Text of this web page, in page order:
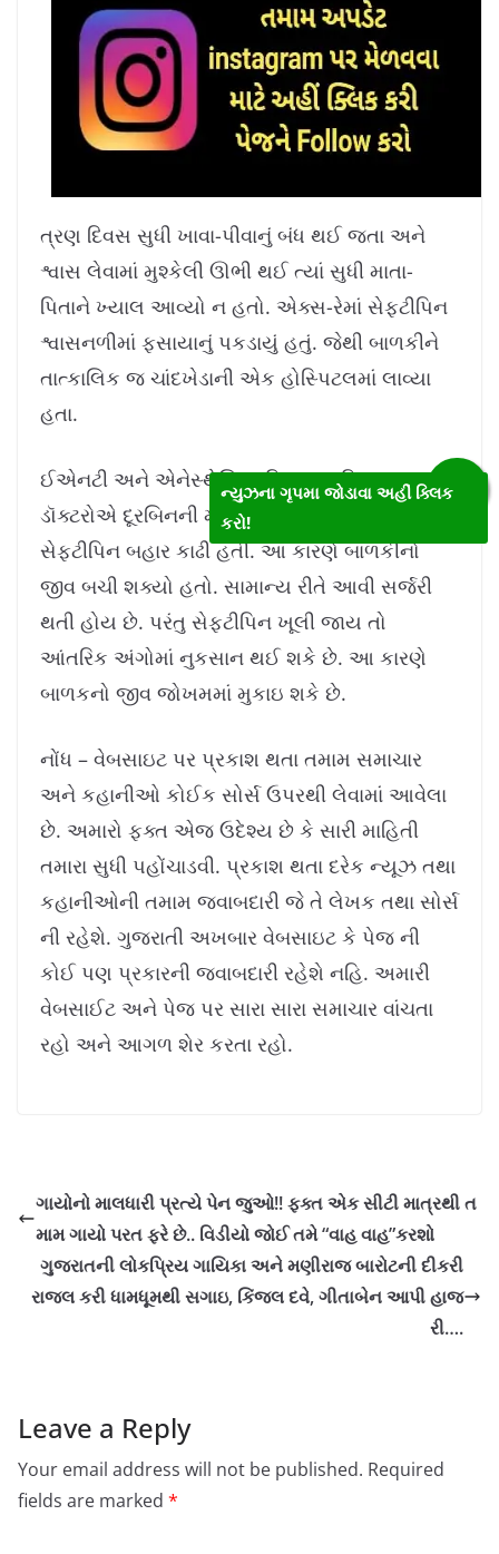
ત્રણ દિવસ સુધી ખાવા-પીવાનું બંધ થઈ જતા અને
શ્વાસ લેવામાં મુશ્કેલી ઊભી થઈ ત્યાં સુધી માતા-
પિતાને ખ્યાલ આવ્યો ન હતો. એક્સ-રેમાં સેફ્ટીપિન
શ્વાસનળીમાં ફસાયાનું પકડાયું હતું. જેથી બાળકીને
તાત્કાલિક જ ચાંદખેડાની એક હોસ્પિટલમાં લાવ્યા
હતા.
ઈએનટી અને એનેસ્થેશિયા વિભાગના નિષ્ણાત
ડૉક્ટરોએ દૂરબિનની મદદથી ખૂબ સાવચેતીપૂર્વક
સેફ્ટીપિન બહાર કાઢી હતી. આ કારણે બાળકીનો
જીવ બચી શક્યો હતો. સામાન્ય રીતે આવી સર્જરી
થતી હોય છે. પરંતુ સેફ્ટીપિન ખૂલી જાય તો
આંતરિક અંગોમાં નુકસાન થઈ શકે છે. આ કારણે
બાળકનો જીવ જોખમમાં મુકાઇ શકે છે.
નોંધ – વેબસાઇટ પર પ્રકાશ થતા તમામ સમાચાર
અને કહાનીઓ કોઈક સોર્સ ઉપરથી લેવામાં આવેલા
છે. અમારો ફક્ત એજ ઉદેશ્ય છે કે સારી માહિતી
તમારા સુધી પહોંચાડવી. પ્રકાશ થતા દરેક ન્યૂઝ તથા
કહાનીઓની તમામ જવાબદારી જે તે લેખક તથા સોર્સ
ની રહેશે. ગુજરાતી અખબાર વેબસાઇટ કે પેજ ની
કોઈ પણ પ્રકારની જવાબદારી રહેશે નહિ. અમારી
વેબસાઈટ અને પેજ પર સારા સારા સમાચાર વાંચતા
રહો અને આગળ શેર કરતા રહો.
ગાયોનો માલધારી પ્રત્યે પેન જુઓ!! ફક્ત એક સીટી માત્રથી ત
મામ ગાયો પરત ફરે છે.. વિડીયો જોઈ તમે “વાહ વાહ”કરશો
ગુજરાતની લોકપ્રિય ગાયિકા અને મણીરાજ બારોટની દીકરી
રાજલ કરી ધામધૂમથી સગાઇ, કિંજલ દવે, ગીતાબેન આપી હાજ
રી….
Leave a Reply
Your email address will not be published. Required
fields are marked *
ન્યુઝના ગૃપમા જોડાવા અહીં ક્લિક
કરો!